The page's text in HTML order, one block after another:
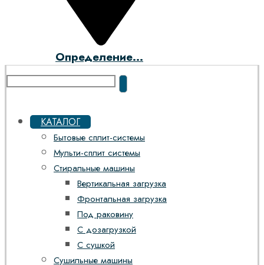
Определение...
КАТАЛОГ
Бытовые сплит-системы
Мульти-сплит системы
Стиральные машины
Вертикальная загрузка
Фронтальная загрузка
Под раковину
С дозагрузкой
С сушкой
Сушильные машины